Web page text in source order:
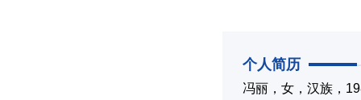
个人简历
冯丽，女，汉族，